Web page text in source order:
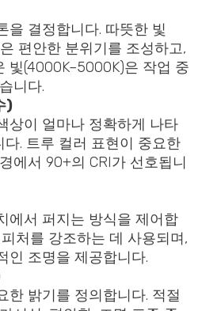
을 결정합니다. 따뜻한 빛
편안한 분위기를 조성하고,
빛(4000K–5000K)은 작업 중
니다.
)
상이 얼마나 정확하게 나타
다. 트루 컬러 표현이 중요한
에서 90+의 CRI가 선호됩니
에서 퍼지는 방식을 제어합
처를 강조하는 데 사용되며,
인 조명을 제공합니다.
한 밝기를 정의합니다. 적절